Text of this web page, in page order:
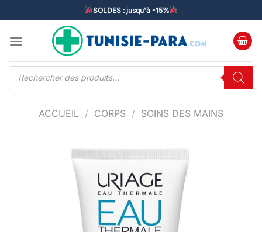
au
contenu
SOLDES : jusqu'à -15%
Recherche
ACCUEIL / CORPS / SOINS DES MAINS